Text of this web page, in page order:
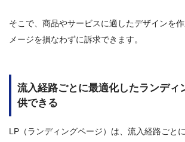
そこで、商品やサービスに適したデザインを
メージを損なわずに訴求できます。
流入経路ごとに最適化したランディ
供できる
LP（ランディングページ）は、流入経路ごと